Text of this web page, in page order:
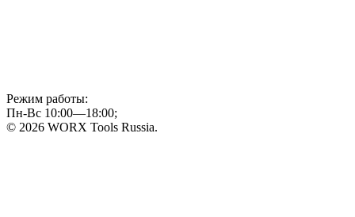
Режим работы:
Пн-Вс 10:00—18:00;
© 2026 WORX Tools Russia.